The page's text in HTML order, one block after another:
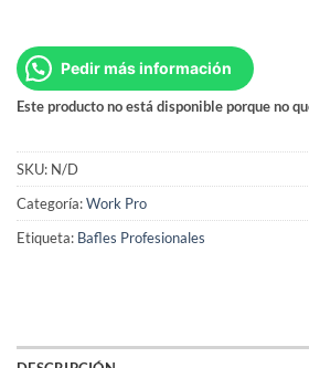
Pedir más información
Este producto no está disponible porque no
SKU: N/D
Categoría:Work Pro
Etiqueta: Bafles Profesionales